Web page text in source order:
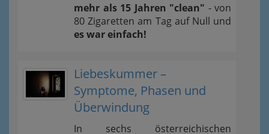
mehr als 15 Jahren "clean" - von
80 Zigaretten am Tag auf Null und
es war einfach!
Liebeskummer –
Symptome, Phasen und
Überwindung
In sechs österreichischen